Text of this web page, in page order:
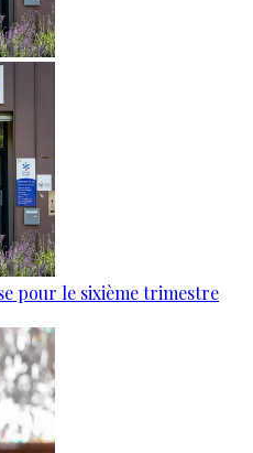
pour le sixième trimestre